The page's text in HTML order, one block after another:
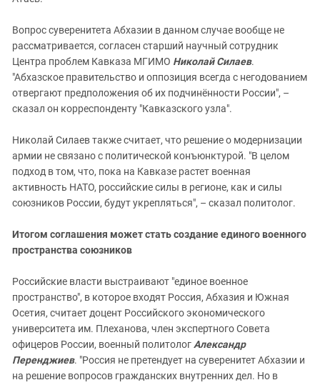
Вопрос суверенитета Абхазии в данном случае вообще не
рассматривается, согласен старший научный сотрудник
Центра проблем Кавказа МГИМО Николай Силаев.
"Абхазское правительство и оппозиция всегда с негодованием
отвергают предположения об их подчинённости России", –
сказал он корреспонденту "Кавказского узла".
Николай Силаев также считает, что решение о модернизации
армии не связано с политической конъюнктурой. "В целом
подход в том, что, пока на Кавказе растет военная
активность НАТО, российские силы в регионе, как и силы
союзников России, будут укрепляться", – сказал политолог.
Итогом соглашения может стать создание единого военного
пространства союзников
Российские власти выстраивают "единое военное
пространство", в которое входят Россия, Абхазия и Южная
Осетия, считает доцент Российского экономического
университета им. Плеханова, член экспертного Совета
офицеров России, военный политологАлександр
Перенджиев. "Россия не претендует на суверенитет Абхазии и
на решение вопросов гражданских внутренних дел. Но в